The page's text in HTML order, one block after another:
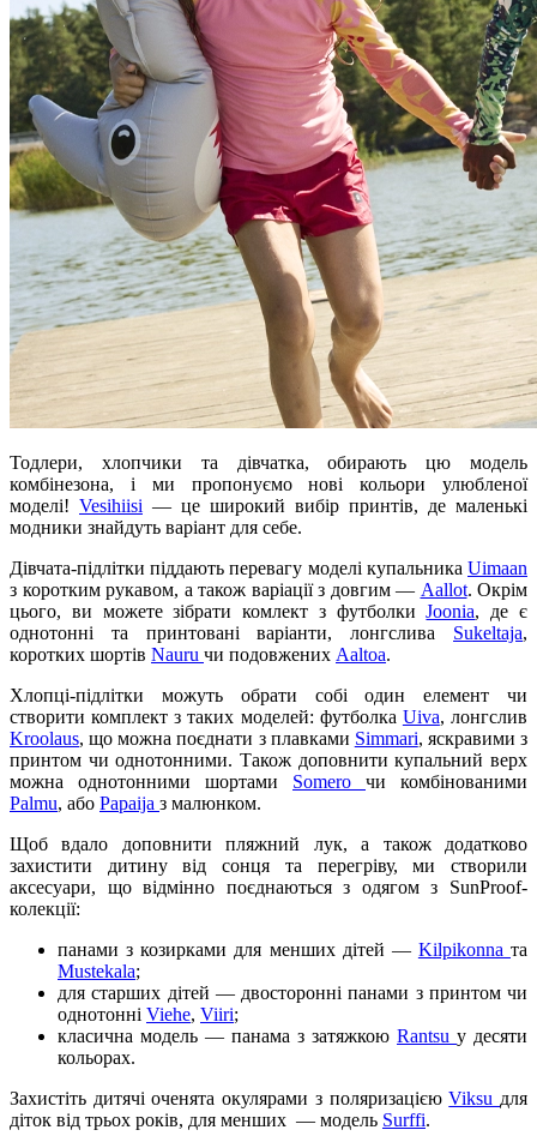
Тодлери, хлопчики та дівчатка, обирають цю модель
комбінезона, і ми пропонуємо нові кольори улюбленої
моделі! Vesihiisi — це широкий вибір принтів, де маленькі
модники знайдуть варіант для себе.
Дівчата-підлітки піддають перевагу моделі купальника Uimaan
з коротким рукавом, а також варіації з довгим — Aallot. Окрім
цього, ви можете зібрати комлект з футболкиJoonia, де є
однотонні та принтовані варіанти, лонгслива Sukeltaja,
коротких шортів Nauru чи подовжених Aaltoa.
Хлопці-підлітки можуть обрати собі один елемент чи
створити комплект з таких моделей: футболка Uiva, лонгслив
Kroolaus, що можна поєднати з плавками Simmari, яскравими з
принтом чи однотонними. Також доповнити купальний верх
можна однотонними шортами Somero чи комбінованими
Palmu, або Papaija з малюнком.
Щоб вдало доповнити пляжний лук, а також додатково
захистити дитину від сонця та перегріву, ми створили
аксесуари, що відмінно поєднаються з одягом з SunProof-
колекції:
панами з козирками для менших дітей — Kilpikonna та
Mustekala;
для старших дітей — двосторонні панами з принтом чи
однотонні Viehe, Viiri;
класична модель — панама з затяжкою Rantsu у десяти
кольорах.
Захистіть дитячі оченята окулярами з поляризацієюViksu для
діток від трьох років, для менших — модель Surffi.